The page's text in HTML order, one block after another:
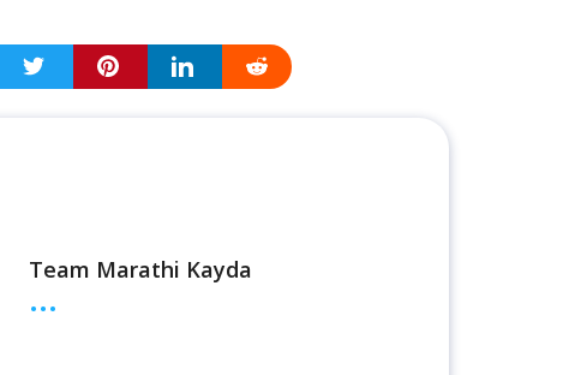
Team Marathi Kayda
...